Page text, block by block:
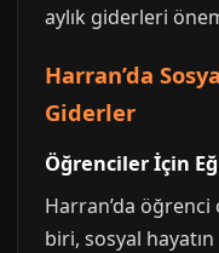
aylık giderleri
Harran’da
Giderler
Öğrenciler İçin
Harran’da öğrenci
biri, sosyal